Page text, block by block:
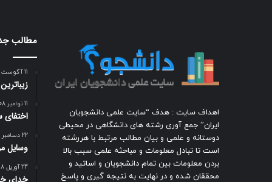
اهداف سایت : هدف “سایت علمی دانشجویان
ایران” جمع آوری رشته های دانشگاهی در محیطی
دوستانه و علمی و بیان مطالب مرتبط با هررشته
است تا تبادل معلومات و مباحثه علمی سبب بالا
بردن معلومات بین تمام دانشجویان و اساتید و
محققان شده و در نهایت به نتیجه گیری و پاسخ
مطالب
11 آگوست 2009
11 نوامبر 2008
اختفای
22 دسامبر 2018
وسایل
24 آوریل 2018